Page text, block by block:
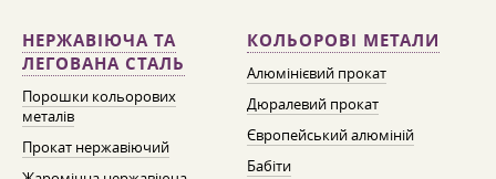
НЕРЖАВІЮЧА ТА
ЛЕГОВАНА СТАЛЬ
Порошки кольорових
металів
Прокат нержавіючий
КОЛЬОРОВІ МЕТАЛИ
Алюмінієвий прокат
Дюралевий прокат
Європейський алюміній
Бабіти